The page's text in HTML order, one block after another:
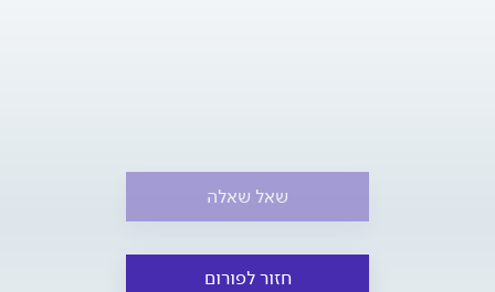
שאל שאלה
חזור לפורום